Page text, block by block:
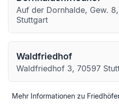
Auf der Dornhalde, Gew.
Stuttgart
Waldfriedhof
Waldfriedhof 3, 70597
Mehr Informationen zu